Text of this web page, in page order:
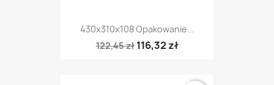
430x310x108 Opakowanie...
122,45 zł 116,32 zł